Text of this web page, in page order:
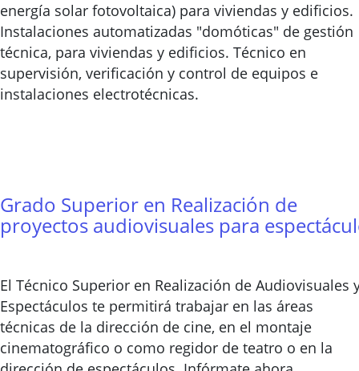
energía solar fotovoltaica) para viviendas y edificios.
Instalaciones automatizadas "domóticas" de gestión
técnica, para viviendas y edificios. Técnico en
supervisión, verificación y control de equipos e
instalaciones electrotécnicas.
Grado Superior en Realización de
proyectos audiovisuales para
El Técnico Superior en Realización de Audiovisuales
Espectáculos te permitirá trabajar en las áreas
técnicas de la dirección de cine, en el montaje
cinematográfico o como regidor de teatro o en la